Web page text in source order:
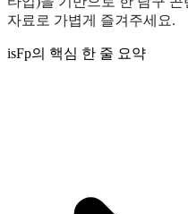
자료로 가볍게 즐겨주세요.
isFp의 핵심 한 줄 요약